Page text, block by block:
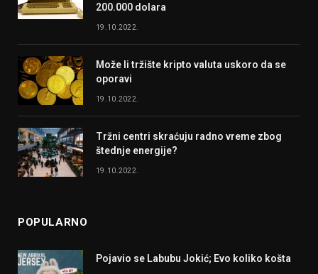
200.000 dolara
19.10.2022.
Može li tržište kripto valuta uskoro da se
oporavi
19.10.2022.
Tržni centri skraćuju radno vreme zbog
štednje energije?
19.10.2022.
POPULARNO
Pojavio se Labubu Jokić; Evo koliko košta